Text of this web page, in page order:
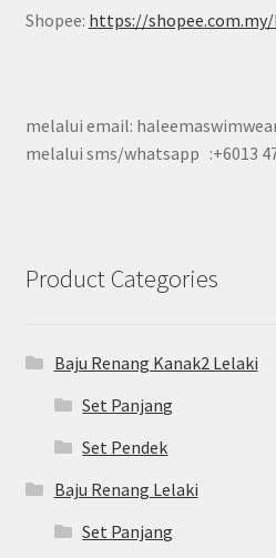
Shopee: https://
melalui email:
melalui sms/whatsapp :+6013
Product Categories
Baju Renang Kanak2 Lelaki
Set Panjang
Set Pendek
Baju Renang Lelaki
Set Panjang